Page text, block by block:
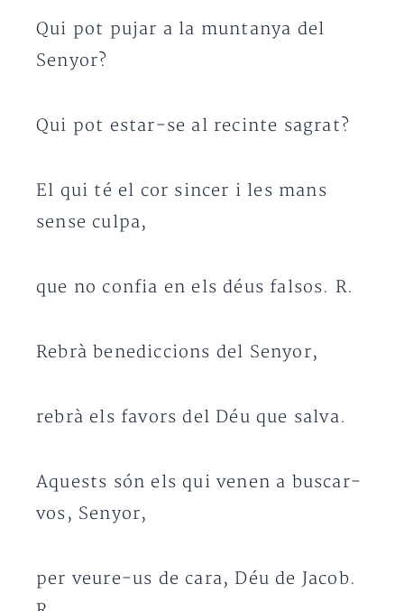
Qui pot pujar a la muntanya del
Senyor?
Qui pot estar-se al recinte sagrat?
El qui té el cor sincer i les mans
sense culpa,
que no confia en els déus falsos. R.
Rebrà benediccions del Senyor,
rebrà els favors del Déu que salva.
Aquests són els qui venen a buscar-
vos, Senyor,
per veure-us de cara, Déu de Jacob.